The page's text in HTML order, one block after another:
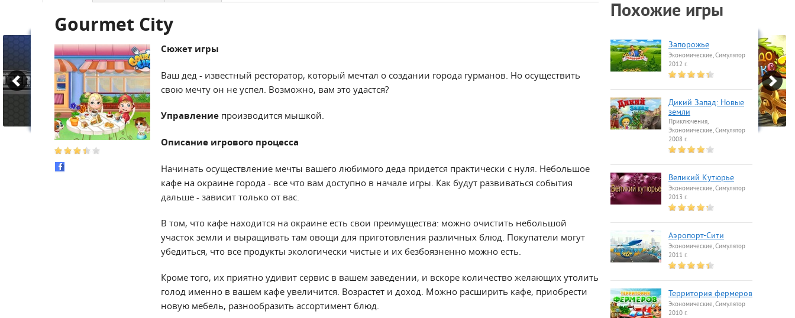
Gourmet City
Сюжет игры
Ваш дед - известный ресторатор, который мечтал о создании города гурманов. Но осуществить
свою мечту он не успел. Возможно, вам это удастся?
Управление производится мышкой.
Описание игрового процесса
Начинать осуществление мечты вашего любимого деда придется практически с нуля. Небольшое
кафе на окраине города - все что вам доступно в начале игры. Как будут развиваться события
дальше - зависит только от вас.
В том, что кафе находится на окраине есть свои преимущества: можно очистить небольшой
участок земли и выращивать там овощи для приготовления различных блюд. Покупатели могут
убедиться, что все продукты экологически чистые и их безбоязненно можно есть.
Кроме того, их приятно удивит сервис в вашем заведении, и вскоре количество желающих утолить
голод именно в вашем кафе увеличится. Возрастет и доход. Можно расширить кафе, приобрести
новую мебель, разнообразить ассортимент блюд.
Похожие игры
Запорожье
Экономические, Симулятор
2012 г.
Дикий Запад: Новые
земли
Приключения,
Экономические, Симулятор
2008 г.
Великий Кутюрье
Экономические, Симулятор
2013 г.
Аэропорт-Сити
Экономические, Симулятор
2011 г.
Территория фермеров
Экономические, Симулятор
2010 г.